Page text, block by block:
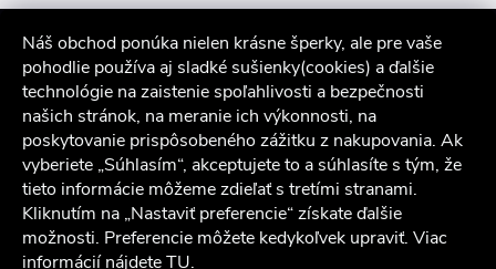
Náš obchod ponúka nielen krásne šperky, ale pre vaše
pohodlie používa aj sladké sušienky(cookies) a ďalšie
technológie na zaistenie spoľahlivosti a bezpečnosti
našich stránok, na meranie ich výkonnosti, na
poskytovanie prispôsobeného zážitku z nakupovania. Ak
vyberiete „Súhlasím“, akceptujete to a súhlasíte s tým, že
tieto informácie môžeme zdieľať s tretími stranami.
Kliknutím na „Nastaviť preferencie“ získate ďalšie
možnosti. Preferencie môžete kedykoľvek upraviť. Viac
informácií nájdeteTU.
Sledovať na Instagrame
Služby zákazníkom